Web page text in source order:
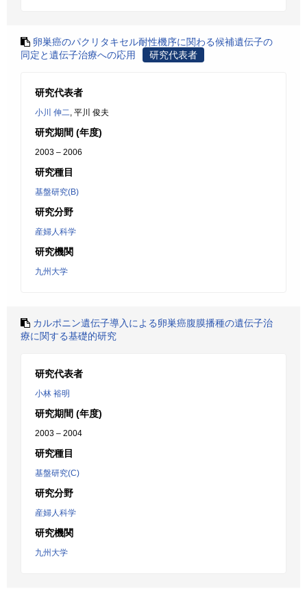
卵巣癌のパクリタキセル耐性機序に関わる候補遺伝子の
同定と遺伝子治療への応用
研究代表者
研究代表者
小川 伸二, 平川 俊夫
研究期間 (年度)
2003 – 2006
研究種目
基盤研究(B)
研究分野
産婦人科学
研究機関
九州大学
カルポニン遺伝子導入による卵巣癌腹膜播種の遺伝子治
療に関する基礎的研究
研究代表者
小林 裕明
研究期間 (年度)
2003 – 2004
研究種目
基盤研究(C)
研究分野
産婦人科学
研究機関
九州大学